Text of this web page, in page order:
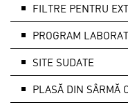
FILTRE PENTRU
PROGRAM
SITE SUDATE
PLASĂ DIN SÂRMĂ